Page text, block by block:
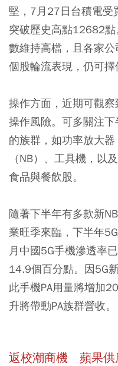
堅，7月27日台積電受
突破歷史高點12682
數維持高檔，且各家
個股輪流表現，仍可擇
操作方面，近期可觀
操作風險。可多關注
的族群，如功率放大
（NB）、工具機，以
食品與餐飲股。
隨著下半年有多款新
業旺季來臨，下半年
月中國5G手機滲透率
14.9個百分點。因5G
此手機PA用量將增加
升將帶動PA族群營收。
返校潮商機 蘋果供